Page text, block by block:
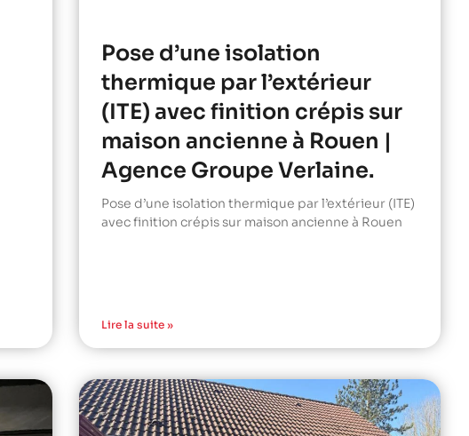
Pose d’une isolation
thermique par l’extérieur
(ITE) avec finition crépis sur
maison ancienne à Rouen |
Agence Groupe Verlaine.
Pose d’une isolation thermique par l’extérieur (ITE)
avec finition crépis sur maison ancienne à Rouen
Lire la suite »